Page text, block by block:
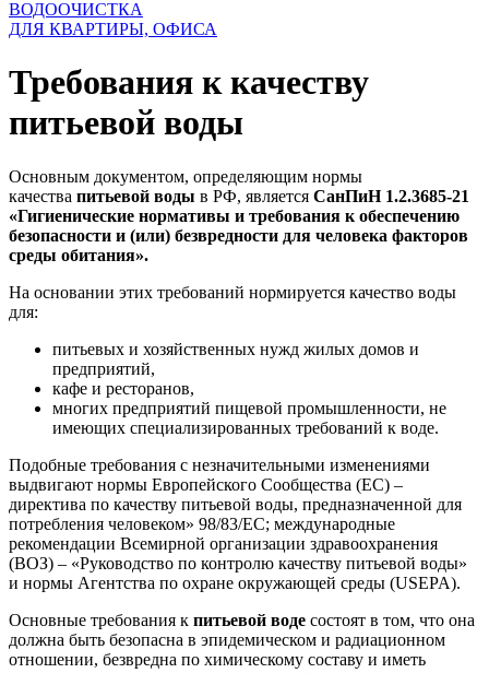
ВОДООЧИСТКА
ДЛЯ КВАРТИРЫ, ОФИСА
Требования к качеству
питьевой воды
Основным документом, определяющим нормы
качества питьевой воды в РФ, является СанПиН 1.2.3685-21
«Гигиенические нормативы и требования к обеспечению
безопасности и (или) безвредности для человека факторов
среды обитания».
На основании этих требований нормируется качество воды
для:
питьевых и хозяйственных нужд жилых домов и
предприятий,
кафе и ресторанов,
многих предприятий пищевой промышленности, не
имеющих специализированных требований к воде.
Подобные требования с незначительными изменениями
выдвигают нормы Европейского Сообщества (ЕС) –
директива по качеству питьевой воды, предназначенной для
потребления человеком» 98/83/ЕС; международные
рекомендации Всемирной организации здравоохранения
(ВОЗ) – «Руководство по контролю качеству питьевой воды»
и нормы Агентства по охране окружающей среды (USEPA).
Основные требования к питьевой воде состоят в том, что она
должна быть безопасна в эпидемическом и радиационном
отношении, безвредна по химическому составу и иметь